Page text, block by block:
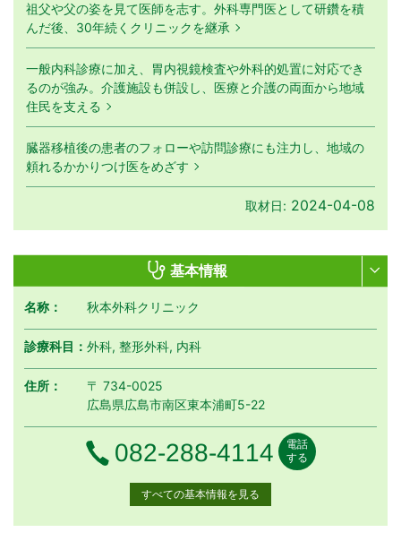
祖父や父の姿を見て医師を志す。外科専門医として研鑽を積
んだ後、30年続くクリニックを継承
一般内科診療に加え、胃内視鏡検査や外科的処置に対応でき
るのが強み。介護施設も併設し、医療と介護の両面から地域
住民を支える
臓器移植後の患者のフォローや訪問診療にも注力し、地域の
頼れるかかりつけ医をめざす
取材日: 2024-04-08
基本情報
名称： 秋本外科クリニック
診療科目：外科, 整形外科, 内科
住所：
〒 734-0025
広島県広島市南区東本浦町5-22
電話番号
082-288-4114
電話
する
すべての基本情報を見る